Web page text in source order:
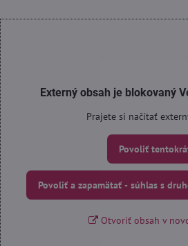
Externý obsah je blokovaný
Prajete si načítať
Povoliť
Povoliť a zapamätať - súhlas s
Otvoriť obsah v